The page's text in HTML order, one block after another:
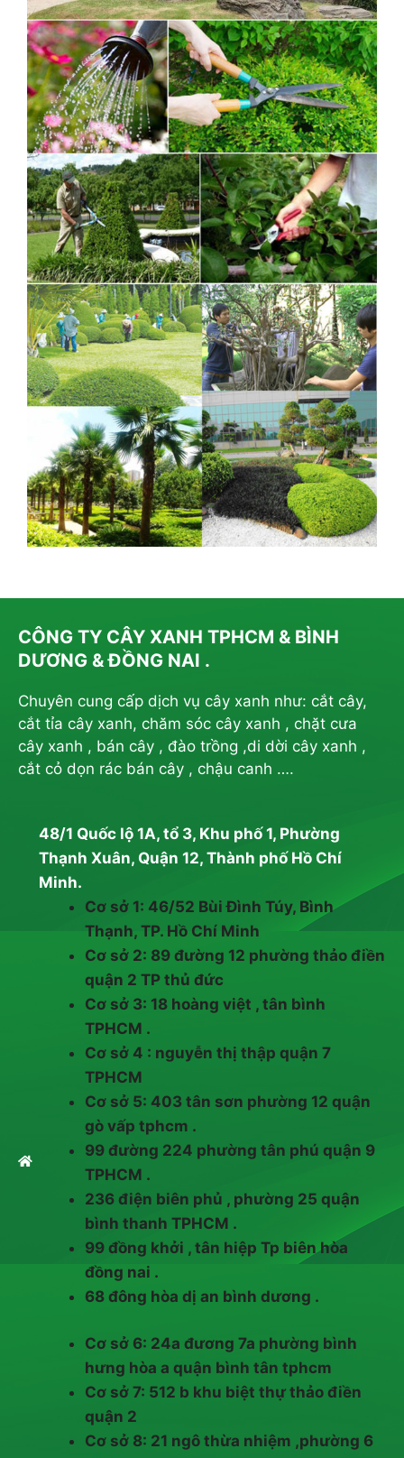
CÔNG TY CÂY XANH TPHCM & BÌNH
DƯƠNG & ĐỒNG NAI .
Chuyên cung cấp dịch vụ cây xanh như: cắt cây,
cắt tỉa cây xanh, chăm sóc cây xanh , chặt cưa
cây xanh , bán cây , đào trồng ,di dời cây xanh ,
cắt cỏ dọn rác bán cây , chậu canh ….
48/1 Quốc lộ 1A, tổ 3, Khu phố 1, Phường
Thạnh Xuân, Quận 12, Thành phố Hồ Chí
Minh.
Cơ sở 1: 46/52 Bùi Đình Túy, Bình
Thạnh, TP. Hồ Chí Minh
Cơ sở 2: 89 đường 12 phường thảo điền
quận 2 TP thủ đức
Cơ sở 3: 18 hoàng việt , tân bình
TPHCM .
Cơ sở 4 : nguyễn thị thập quận 7
TPHCM
Cơ sở 5: 403 tân sơn phường 12 quận
gò vấp tphcm .
99 đường 224 phường tân phú quận 9
TPHCM .
236 điện biên phủ , phường 25 quận
bình thanh TPHCM .
99 đồng khởi , tân hiệp Tp biên hòa
đồng nai .
68 đông hòa dị an bình dương .
Cơ sở 6: 24a đương 7a phường bình
hưng hòa a quận bình tân tphcm
Cơ sở 7: 512 b khu biệt thự thảo điền
quận 2
Cơ sở 8: 21 ngô thừa nhiệm ,phường 6